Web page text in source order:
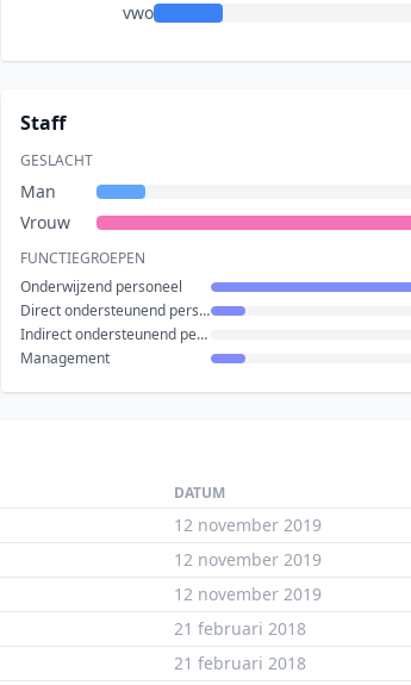
vwo
Staff
GESLACHT
Man
Vrouw
FUNCTIEGROEPEN
Onderwijzend personeel
Direct ondersteunend personeel
Indirect ondersteunend personeel
Management
DATUM
12 november 2019
12 november 2019
12 november 2019
21 februari 2018
21 februari 2018